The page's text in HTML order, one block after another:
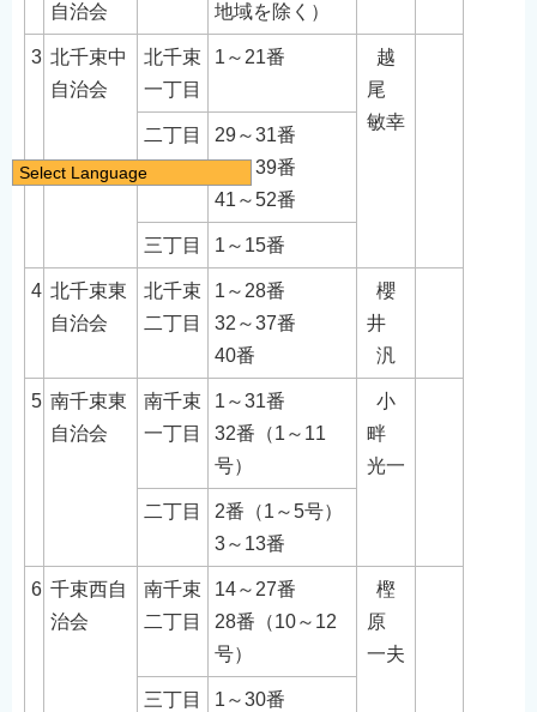
自治会
地域を除く）
3 北千束中
自治会
北千束
一丁目
1～21番
越
尾
敏幸
二丁目
29～31番
38～39番
41～52番
三丁目 1～15番
4 北千束東
自治会
北千束
二丁目
1～28番
32～37番
40番
櫻
井
汎
5 南千束東
自治会
南千束
一丁目
1～31番
32番（1～11
号）
小
畔
光一
二丁目
2番（1～5号）
3～13番
6 千束西自
治会
南千束
二丁目
14～27番
28番（10～12
号）
樫
原
一夫
三丁目
1～30番
Select Language
简体中文
繁體中文
नेपाली
Filipino